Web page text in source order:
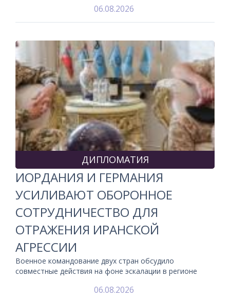
06.08.2026
ДИПЛОМАТИЯ
ИОРДАНИЯ И ГЕРМАНИЯ
УСИЛИВАЮТ ОБОРОННОЕ
СОТРУДНИЧЕСТВО ДЛЯ
ОТРАЖЕНИЯ ИРАНСКОЙ
АГРЕССИИ
Военное командование двух стран обсудило
совместные действия на фоне эскалации в регионе
06.08.2026